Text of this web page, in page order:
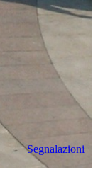
Segnalazioni